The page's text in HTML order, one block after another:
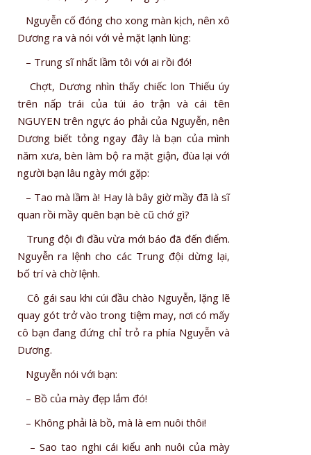
Nguyễn cố đóng cho xong màn kịch, nên xô
Dương ra và nói với vẻ mặt lạnh lùng:
– Trung sĩ nhất lầm tôi với ai rồi đó!
Chợt, Dương nhìn thấy chiếc lon Thiếu úy
trên nấp trái của túi áo trận và cái tên
NGUYEN trên ngực áo phải của Nguyễn, nên
Dương biết tỏng ngay đây là bạn của mình
năm xưa, bèn làm bộ ra mặt giận, đùa lại với
người bạn lâu ngày mới gặp:
– Tao mà lầm à! Hay là bây giờ mầy đã là sĩ
quan rồi mầy quên bạn bè cũ chớ gì?
Trung đội đi đầu vừa mới báo đã đến điểm.
Nguyễn ra lệnh cho các Trung đội dừng lại,
bố trí và chờ lệnh.
Cô gái sau khi cúi đầu chào Nguyễn, lặng lẽ
quay gót trở vào trong tiệm may, nơi có mấy
cô bạn đang đứng chỉ trỏ ra phía Nguyễn và
Dương.
Nguyễn nói với bạn:
– Bồ của mày đẹp lắm đó!
– Không phải là bồ, mà là em nuôi thôi!
– Sao tao nghi cái kiểu anh nuôi của mày